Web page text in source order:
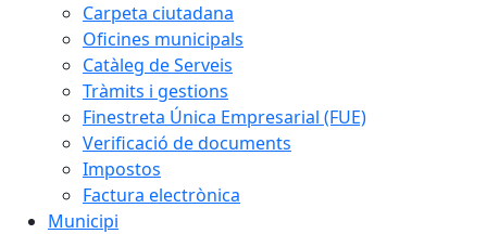
Carpeta ciutadana
Oficines municipals
Catàleg de Serveis
Tràmits i gestions
Finestreta Única Empresarial (FUE)
Verificació de documents
Impostos
Factura electrònica
Municipi